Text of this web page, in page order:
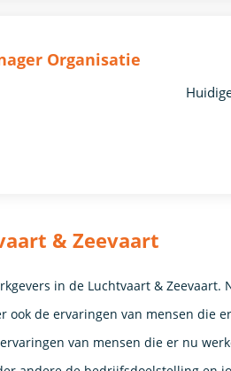
Organisatie
& Zeevaart
in de Luchtvaart & Zeevaart.
de ervaringen van mensen die
van mensen die er nu